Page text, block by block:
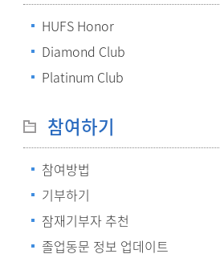
HUFS Honor
Diamond Club
Platinum Club
참여하기
참여방법
기부하기
잠재기부자 추천
졸업동문 정보 업데이트